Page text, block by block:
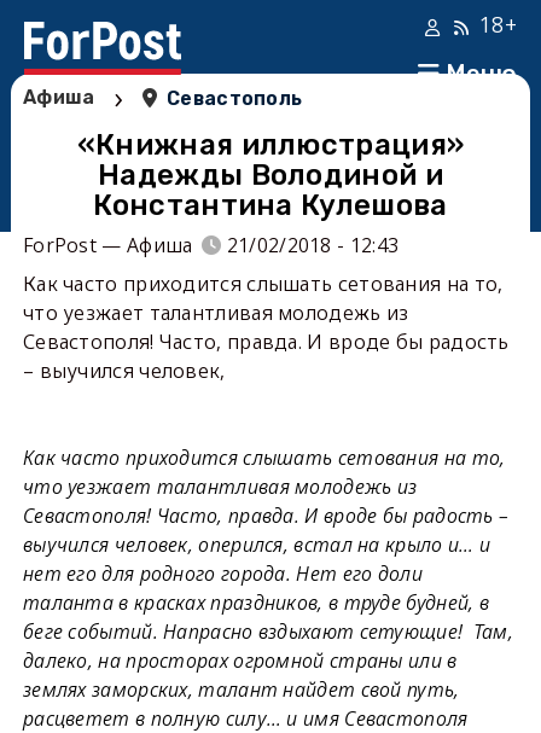
Меню
18+
Афиша › Севастополь
«Книжная иллюстрация»
Надежды Володиной и
Константина Кулешова
ForPost — Афиша
21/02/2018 - 12:43
Как часто приходится слышать сетования на то,
что уезжает талантливая молодежь из
Севастополя! Часто, правда. И вроде бы радость
– выучился человек,
Как часто приходится слышать сетования на то,
что уезжает талантливая молодежь из
Севастополя! Часто, правда. И вроде бы радость –
выучился человек, оперился, встал на крыло и… и
нет его для родного города. Нет его доли
таланта в красках праздников, в труде будней, в
беге событий. Напрасно вздыхают сетующие! Там,
далеко, на просторах огромной страны или в
землях заморских, талант найдет свой путь,
расцветет в полную силу… и имя Севастополя